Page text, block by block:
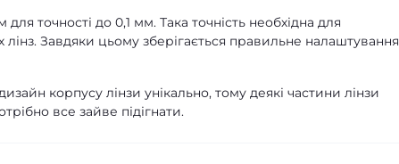
точності до 0,1 мм. Така точність необхідна для
Завдяки цьому зберігається правильне налаштування
корпусу лінзи унікально, тому деякі частини лінзи
все зайве підігнати.